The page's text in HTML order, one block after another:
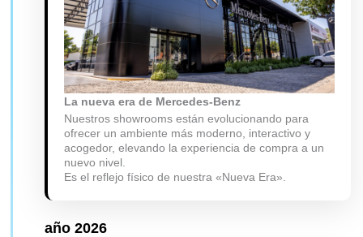
La nueva era de Mercedes-Benz
Nuestros showrooms están evolucionando para
ofrecer un ambiente más moderno, interactivo y
acogedor, elevando la experiencia de compra a un
nuevo nivel.
Es el reflejo físico de nuestra «Nueva Era».
año 2026